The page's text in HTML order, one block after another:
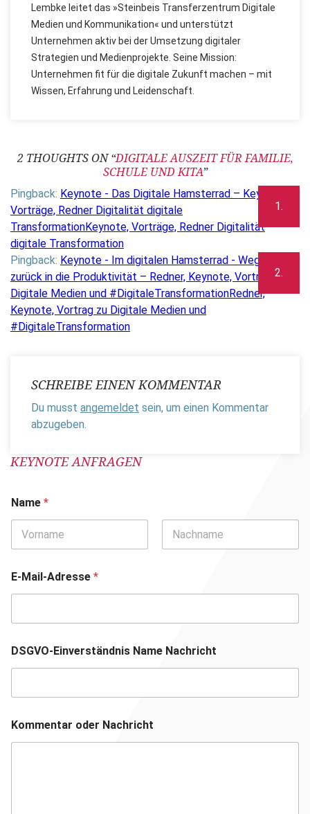
Lembke leitet das »Steinbeis Transferzentrum Digitale
Medien und Kommunikation« und unterstützt
Unternehmen aktiv bei der Umsetzung digitaler
Strategien und Medienprojekte. Seine Mission:
Unternehmen fit für die digitale Zukunft machen – mit
Wissen, Erfahrung und Leidenschaft.
2 THOUGHTS ON “DIGITALE AUSZEIT FÜR FAMILIE,
SCHULE UND KITA”
Pingback: Keynote - Das Digitale Hamsterrad – Keynote,
Vorträge, Redner Digitalität digitale
TransformationKeynote, Vorträge, Redner Digitalität
digitale Transformation
Pingback: Keynote - Im digitalen Hamsterrad - Wege
zurück in die Produktivität – Redner, Keynote, Vortrag zu
Digitale Medien und #DigitaleTransformationRedner,
Keynote, Vortrag zu Digitale Medien und
#DigitaleTransformation
SCHREIBE EINEN KOMMENTAR
Du musst angemeldet sein, um einen Kommentar
abzugeben.
KEYNOTE ANFRAGEN
Name *
E-Mail-Adresse *
DSGVO-Einverständnis Name Nachricht
Kommentar oder Nachricht